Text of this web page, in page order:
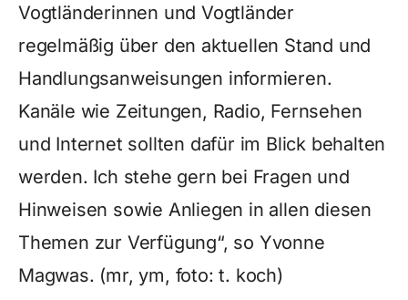
Vogtländerinnen und Vogtländer
regelmäßig über den aktuellen Stand und
Handlungsanweisungen informieren.
Kanäle wie Zeitungen, Radio, Fernsehen
und Internet sollten dafür im Blick behalten
werden. Ich stehe gern bei Fragen und
Hinweisen sowie Anliegen in allen diesen
Themen zur Verfügung“, so Yvonne
Magwas. (mr, ym, foto: t. koch)